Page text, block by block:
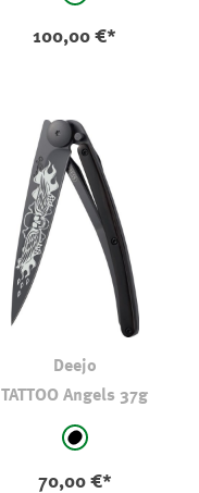
schwarz-braun
100,00 €*
Deejo
TATTOO Angels 37g
auswählen
schwarz
70,00 €*